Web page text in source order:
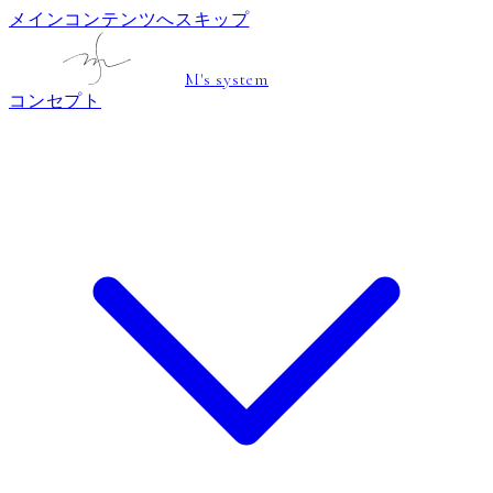
メインコンテンツへスキップ
M's system
コンセプト